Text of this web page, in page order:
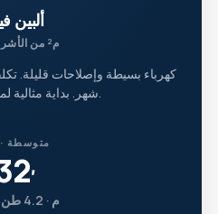
ألبين
27 م² من الأشرعة
شهر. بداية مثالية لمالك المستقبل.
02 · متوسطة
′
9.75 م · 4.2 طن